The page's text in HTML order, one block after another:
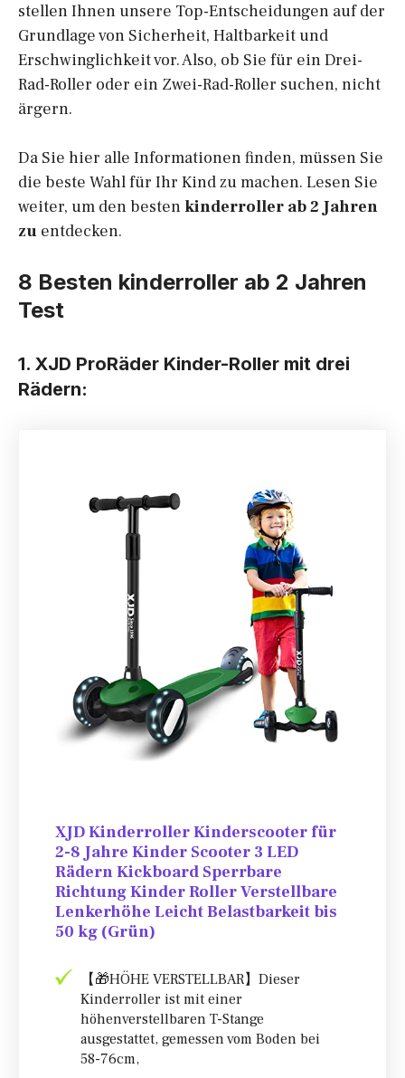
stellen Ihnen unsere Top-Entscheidungen auf der
Grundlage von Sicherheit, Haltbarkeit und
Erschwinglichkeit vor. Also, ob Sie für ein Drei-
Rad-Roller oder ein Zwei-Rad-Roller suchen, nicht
ärgern.
Da Sie hier alle Informationen finden, müssen Sie
die beste Wahl für Ihr Kind zu machen. Lesen Sie
weiter, um den bestenkinderroller ab 2 Jahren
zu entdecken.
8 Besten kinderroller ab 2 Jahren
Test
1. XJD ProRäder Kinder-Roller mit drei
Rädern:
XJD Kinderroller Kinderscooter für
2-8 Jahre Kinder Scooter 3 LED
Rädern Kickboard Sperrbare
Richtung Kinder Roller Verstellbare
Lenkerhöhe Leicht Belastbarkeit bis
50 kg (Grün)
【🎁HÖHE VERSTELLBAR】Dieser
Kinderroller ist mit einer
höhenverstellbaren T-Stange
ausgestattet, gemessen vom Boden bei
58-76cm,